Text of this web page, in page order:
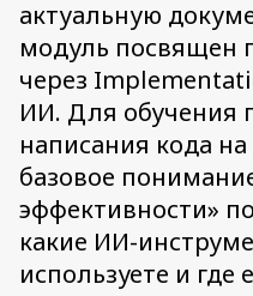
актуальную
модуль посвящен
через
ИИ. Для обучения
написания кода
базовое
эффективности»
какие ИИ-
используете и где